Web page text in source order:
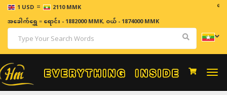
1 USD = 2110 MMK ဈေး
အခေါက်ရွှေ=ရောင်း - 1882000 MMK, ဝယ် - 1874000 MMK